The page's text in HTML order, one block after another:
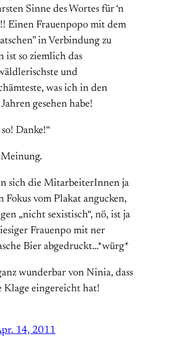
Sinne des Wortes für ‘n
Einen Frauenpopo mit dem
in Verbindung zu
ist so ziemlich das
und
was ich in den
gesehen habe!
Danke!“
sich die MitarbeiterInnen ja
Fokus vom Plakat angucken,
„nicht sexistisch“, nö, ist ja
Frauenpo mit ner
Bier abgedruckt…*würg*
wunderbar von Ninia, dass
Klage eingereicht hat!
14, 2011